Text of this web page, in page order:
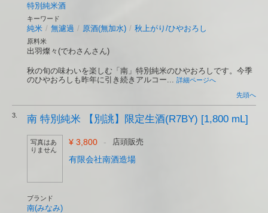
特別純米酒
キーワード
純米 / 無濾過 / 原酒(無加水) / 秋上がり/ひやおろし
原料米
出羽燦々(でわさんさん)
秋の旬の味わいを楽しむ「南」特別純米のひやおろしです。今季
のひやおろしも昨年に引き続きアルコー... 詳細ページへ
先頭へ
3. 南 特別純米 【別誂】限定生酒(R7BY) [1,800 mL]
写真はあ
りません
¥ 3,800 - 店頭販売
有限会社南酒造場
ブランド
南(みなみ)